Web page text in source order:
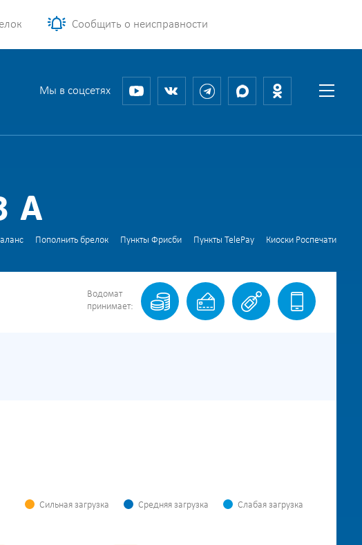
Сообщить о неисправности
Мы в соцсетях
А
Пополнить брелок Пункты Фрисби Пункты TelePay Киоски Роспечати
Водомат
принимает:
Сильная загрузка Средняя загрузка Слабая загрузка